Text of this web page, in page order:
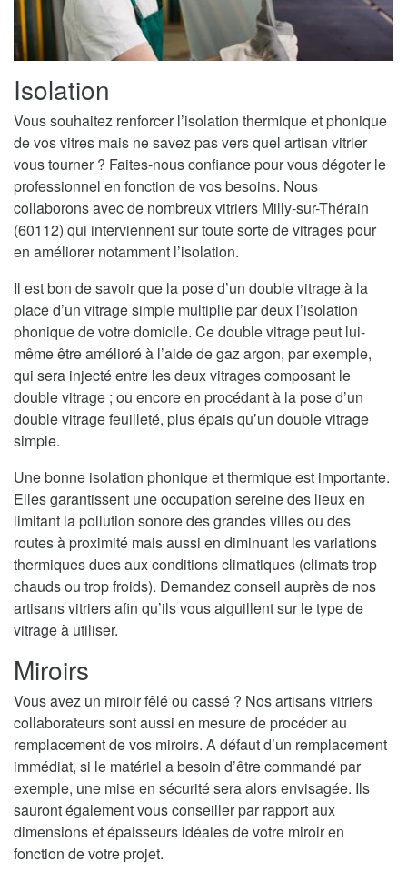
Isolation
Vous souhaitez renforcer l’isolation thermique et phonique
de vos vitres mais ne savez pas vers quel artisan vitrier
vous tourner ? Faites-nous confiance pour vous dégoter le
professionnel en fonction de vos besoins. Nous
collaborons avec de nombreux vitriers Milly-sur-Thérain
(60112) qui interviennent sur toute sorte de vitrages pour
en améliorer notamment l’isolation.
Il est bon de savoir que la pose d’un double vitrage à la
place d’un vitrage simple multiplie par deux l’isolation
phonique de votre domicile. Ce double vitrage peut lui-
même être amélioré à l’aide de gaz argon, par exemple,
qui sera injecté entre les deux vitrages composant le
double vitrage ; ou encore en procédant à la pose d’un
double vitrage feuilleté, plus épais qu’un double vitrage
simple.
Une bonne isolation phonique et thermique est importante.
Elles garantissent une occupation sereine des lieux en
limitant la pollution sonore des grandes villes ou des
routes à proximité mais aussi en diminuant les variations
thermiques dues aux conditions climatiques (climats trop
chauds ou trop froids). Demandez conseil auprès de nos
artisans vitriers afin qu’ils vous aiguillent sur le type de
vitrage à utiliser.
Miroirs
Vous avez un miroir fêlé ou cassé ? Nos artisans vitriers
collaborateurs sont aussi en mesure de procéder au
remplacement de vos miroirs. A défaut d’un remplacement
immédiat, si le matériel a besoin d’être commandé par
exemple, une mise en sécurité sera alors envisagée. Ils
sauront également vous conseiller par rapport aux
dimensions et épaisseurs idéales de votre miroir en
fonction de votre projet.